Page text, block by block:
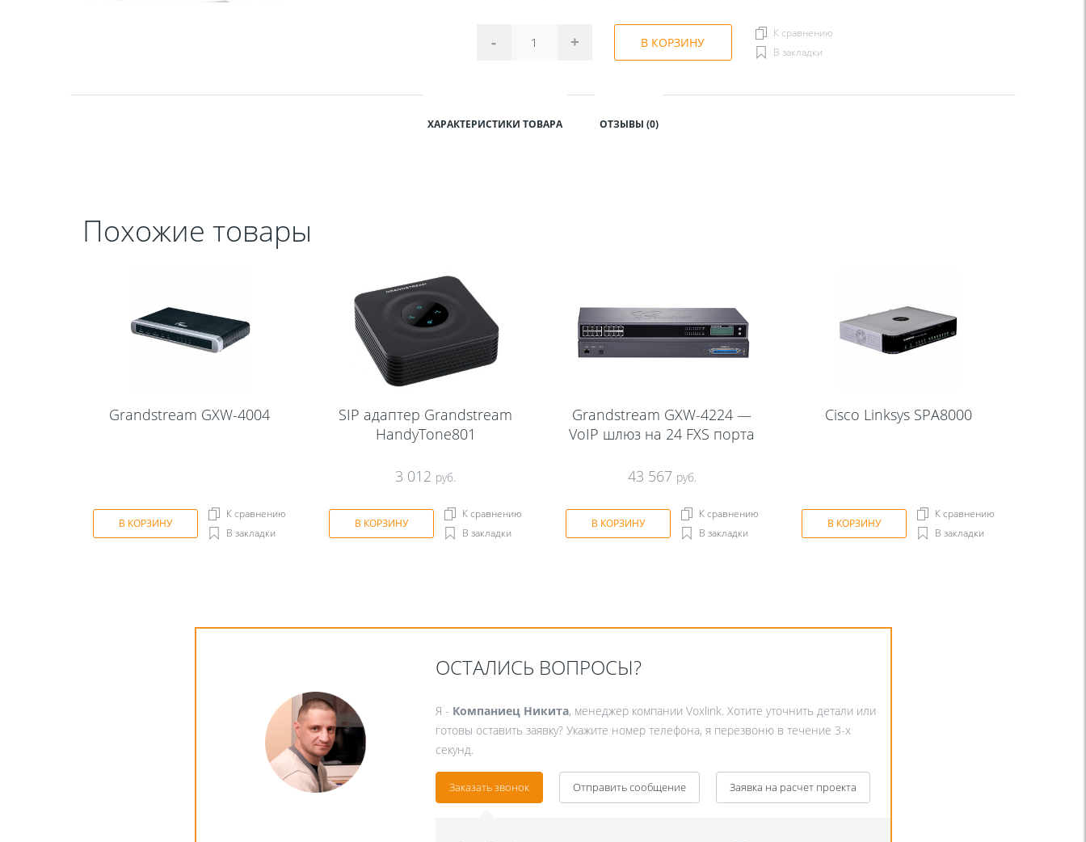
- + В КОРЗИНУ
К сравнению
В закладки
ХАРАКТЕРИСТИКИ ТОВАРА ОТЗЫВЫ (0)
Похожие товары
Grandstream GXW-4004
В КОРЗИНУ
К сравнению
В закладки
SIP aдаптер Grandstream
HandyTone801
3 012 руб.
В КОРЗИНУ
К сравнению
В закладки
Grandstream GXW-4224 —
VoIP шлюз на 24 FXS порта
43 567 руб.
В КОРЗИНУ
К сравнению
В закладки
Cisco Linksys SPA8000
В КОРЗИНУ
К сравнению
В закладки
ОСТАЛИСЬ ВОПРОСЫ?
Я - Компаниец Никита, менеджер компании Voxlink. Хотите уточнить детали или
готовы оставить заявку? Укажите номер телефона, я перезвоню в течение 3-х
секунд.
Заказать звонок Отправить сообщение Заявка на расчет проекта